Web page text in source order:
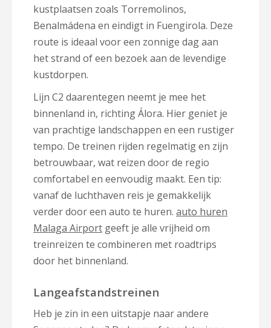
kustplaatsen zoals Torremolinos,
Benalmádena en eindigt in Fuengirola. Deze
route is ideaal voor een zonnige dag aan
het strand of een bezoek aan de levendige
kustdorpen.
Lijn C2 daarentegen neemt je mee het
binnenland in, richting Álora. Hier geniet je
van prachtige landschappen en een rustiger
tempo. De treinen rijden regelmatig en zijn
betrouwbaar, wat reizen door de regio
comfortabel en eenvoudig maakt. Een tip:
vanaf de luchthaven reis je gemakkelijk
verder door een auto te huren. auto huren
Malaga Airport geeft je alle vrijheid om
treinreizen te combineren met roadtrips
door het binnenland.
Langeafstandstreinen
Heb je zin in een uitstapje naar andere